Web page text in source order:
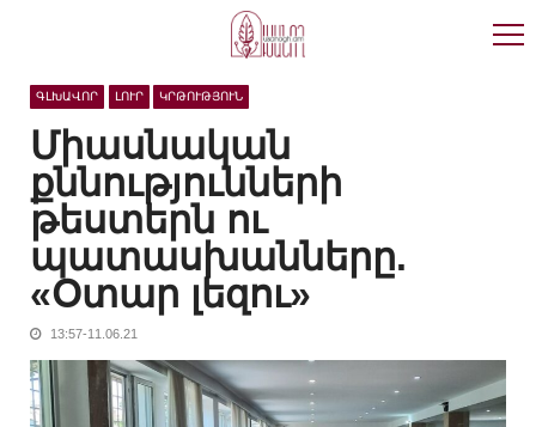
ԳԼԽԱՎՈՐ ԼՈՒՐ ԿՐԹՈՒԹՅՈՒՆ
Միասնական
քննությունների
թեստերն ու
պատասխանները.
«Օտար լեզու»
13:57-11.06.21